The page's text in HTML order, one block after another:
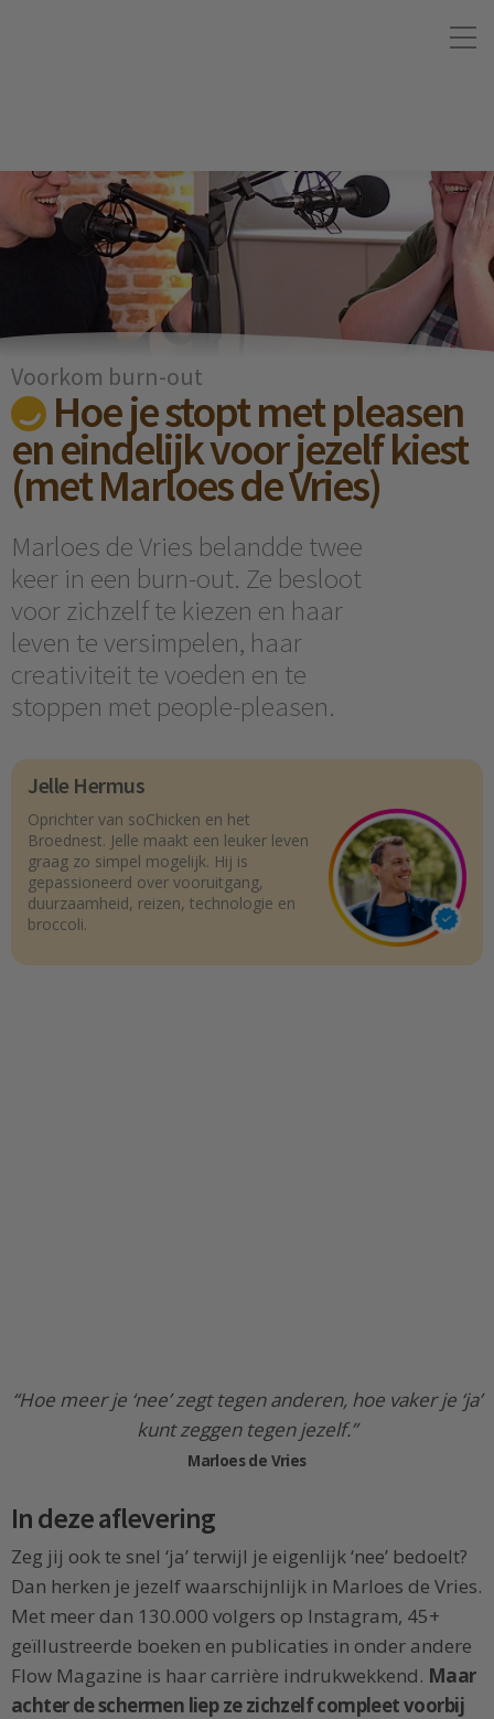
Voorkom burn-out
Hoe je stopt met pleasen
en eindelijk voor jezelf kiest
(met Marloes de Vries)
Marloes de Vries belandde twee
keer in een burn-out. Ze besloot
voor zichzelf te kiezen en haar
leven te versimpelen, haar
creativiteit te voeden en te
stoppen met people-pleasen.
Jelle Hermus
Oprichter van soChicken en het
Broednest. Jelle maakt een leuker leven
graag zo simpel mogelijk. Hij is
gepassioneerd over vooruitgang,
duurzaamheid, reizen, technologie en
broccoli.
“Hoe meer je ‘nee’ zegt tegen anderen, hoe vaker je ‘ja’
kunt zeggen tegen jezelf.”
Marloes de Vries
In deze aflevering
Zeg jij ook te snel ‘ja’ terwijl je eigenlijk ‘nee’ bedoelt?
Dan herken je jezelf waarschijnlijk in Marloes de Vries.
Met meer dan 130.000 volgers op Instagram, 45+
geïllustreerde boeken en publicaties in onder andere
Flow Magazine is haar carrière indrukwekkend. Maar
achter de schermen liep ze zichzelf compleet voorbij